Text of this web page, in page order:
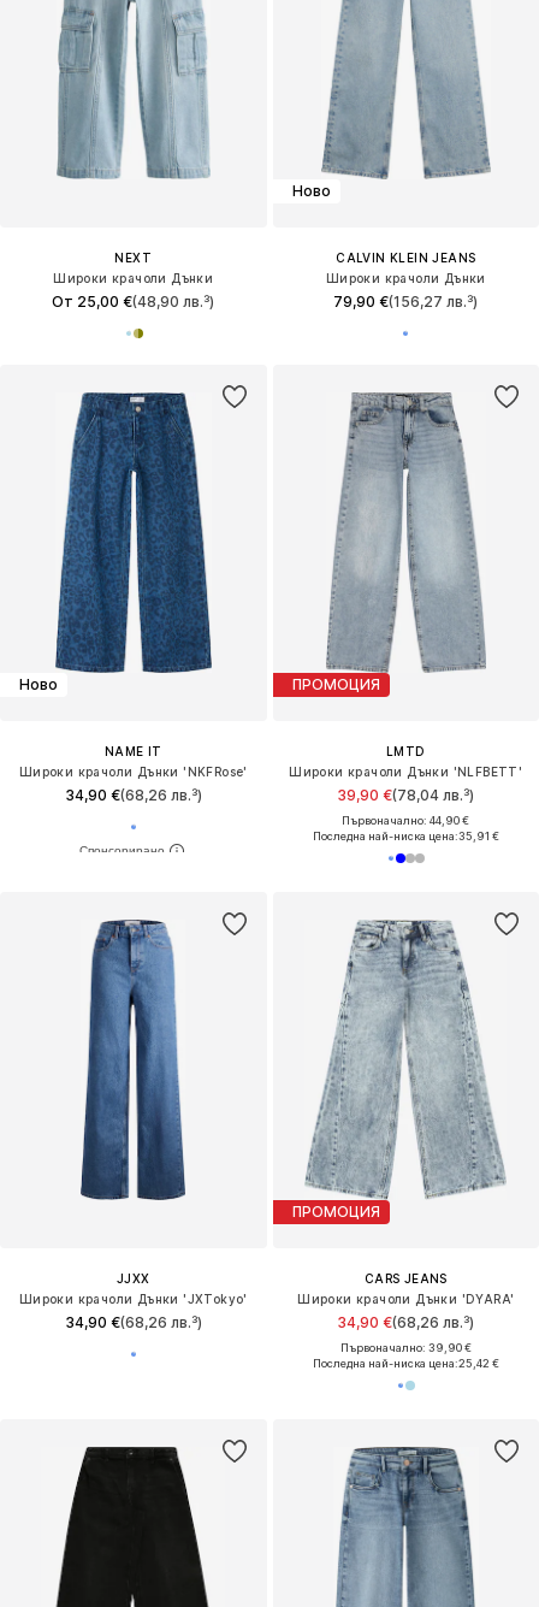
NEXT
Широки крачоли Дънки
От 25,00 €(48,90 лв.³)
Ново
CALVIN KLEIN JEANS
Широки крачоли Дънки
79,90 €(156,27 лв.³)
Ново
NAME IT
Широки крачоли Дънки 'NKFRose'
34,90 €(68,26 лв.³)
ПРОМОЦИЯ
LMTD
Широки крачоли Дънки 'NLFBETT'
39,90 €(78,04 лв.³)
Първоначално: 44,90 €
Последна най-ниска цена:35,91 €
JJXX
Широки крачоли Дънки 'JXTokyo'
34,90 €(68,26 лв.³)
ПРОМОЦИЯ
CARS JEANS
Широки крачоли Дънки 'DYARA'
34,90 €(68,26 лв.³)
Първоначално: 39,90 €
Последна най-ниска цена:25,42 €